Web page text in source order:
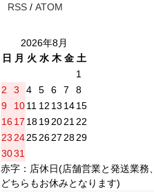
RSS / ATOM
2026年8月
日
月 火 水 木 金 土
1
2
3 4 5 6 7
8
9
1011 12 13 1415
16 17 18192021 22
23 24252627 2829
3031
赤字：店休日(店舗営業と発送業務、
どちらもお休みとなります)